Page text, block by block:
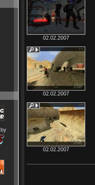
02.02.2007
02.02.2007
02.02.2007